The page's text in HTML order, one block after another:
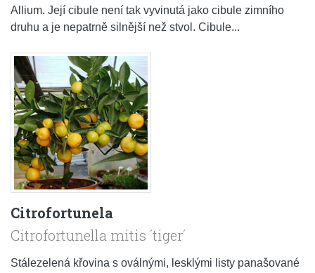
Allium. Její cibule není tak vyvinutá jako cibule zimního
druhu a je nepatrně silnější než stvol. Cibule...
Citrofortunela
Citrofortunella mitis ´tiger´
Stálezelená křovina s oválnými, lesklými listy panašované